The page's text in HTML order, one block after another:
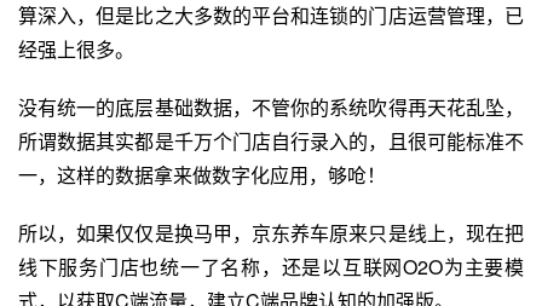
算深入，但是比之大多数的平台和连锁的门店运营管理，已
经强上很多。
没有统一的底层基础数据，不管你的系统吹得再天花乱坠，
所谓数据其实都是千万个门店自行录入的，且很可能标准不
一，这样的数据拿来做数字化应用，够呛！
所以，如果仅仅是换马甲，京东养车原来只是线上，现在把
线下服务门店也统一了名称，还是以互联网O2O为主要模